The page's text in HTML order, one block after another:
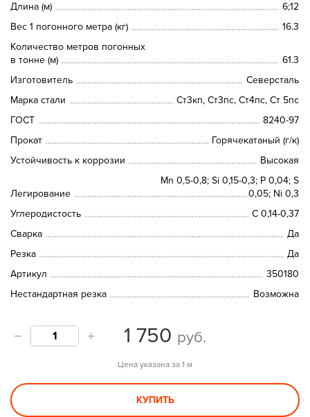
Длина (м)
6;12
Вес 1 погонного метра (кг)
16.3
Количество метров погонных
в тонне (м)
61.3
Изготовитель
Северсталь
Марка стали
Ст3кп, Ст3пс, Ст4пс, Ст 5пс
ГОСТ
8240-97
Прокат
Горячекатаный (г/к)
Устойчивость к коррозии
Высокая
Легирование
Mn 0,5-0,8; Si 0,15-0,3; P 0,04; S
0,05; Ni 0,3
Углеродистость
С 0,14-0,37
Сварка
Да
Резка
Да
Артикул
350180
Нестандартная резка
Возможна
1 750 руб.
Цена указана за 1 м
КУПИТЬ